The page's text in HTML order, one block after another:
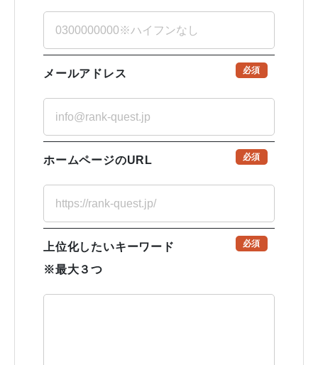
メールアドレス 必須
ホームページのURL 必須
上位化したいキーワード
※最大３つ
必須